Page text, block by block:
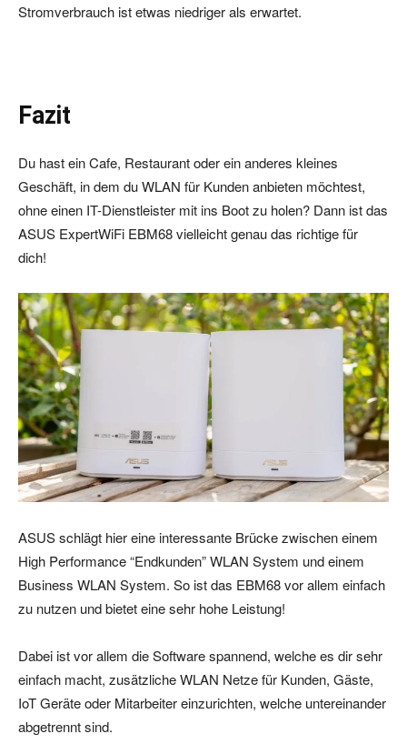
Stromverbrauch ist etwas niedriger als erwartet.
Fazit
Du hast ein Cafe, Restaurant oder ein anderes kleines
Geschäft, in dem du WLAN für Kunden anbieten möchtest,
ohne einen IT-Dienstleister mit ins Boot zu holen? Dann ist das
ASUS ExpertWiFi EBM68 vielleicht genau das richtige für
dich!
ASUS schlägt hier eine interessante Brücke zwischen einem
High Performance “Endkunden” WLAN System und einem
Business WLAN System. So ist das EBM68 vor allem einfach
zu nutzen und bietet eine sehr hohe Leistung!
Dabei ist vor allem die Software spannend, welche es dir sehr
einfach macht, zusätzliche WLAN Netze für Kunden, Gäste,
IoT Geräte oder Mitarbeiter einzurichten, welche untereinander
abgetrennt sind.